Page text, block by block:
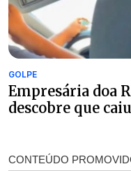
GOLPE
Empresária doa
descobre que